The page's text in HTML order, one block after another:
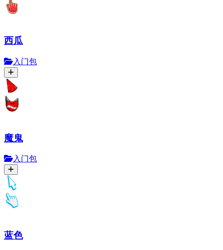
西瓜
入门包
魔鬼
入门包
蓝色